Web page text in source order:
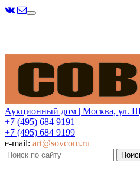
Меню
Аукционный дом | Москва, ул.
+7 (495) 684 9191
+7 (495) 684 9199
e-mail: art@sovcom.ru